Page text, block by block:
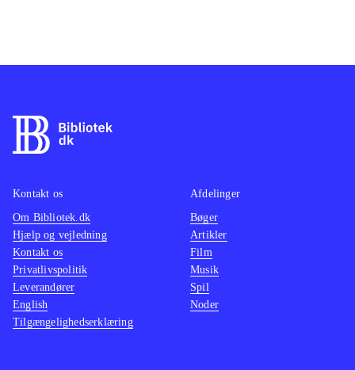
Kontakt os
Om Bibliotek.dk
Hjælp og vejledning
Kontakt os
Privatlivspolitik
Leverandører
English
Tilgængelighedserklæring
Afdelinger
Bøger
Artikler
Film
Musik
Spil
Noder